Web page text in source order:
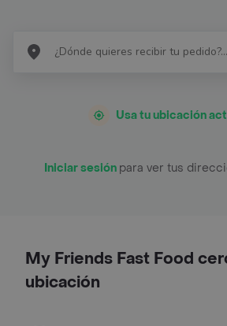
Usa tu ubicación
Iniciar sesión para ver tus
My Friends Fast Food
ubicación